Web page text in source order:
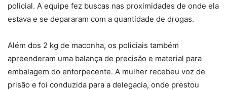
policial. A equipe fez buscas nas proximidades de onde ela
estava e se depararam com a quantidade de drogas.
Além dos 2 kg de maconha, os policiais também
apreenderam uma balança de precisão e material para
embalagem do entorpecente. A mulher recebeu voz de
prisão e foi conduzida para a delegacia, onde prestou